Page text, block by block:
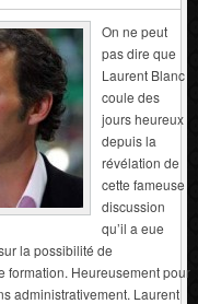
On ne peut
pas dire que
Laurent Blanc
coule des
jours heureux
depuis la
révélation de
cette fameuse
discussion
qu’il a eue
la possibilité de
formation. Heureusement pour
administrativement. Laurent